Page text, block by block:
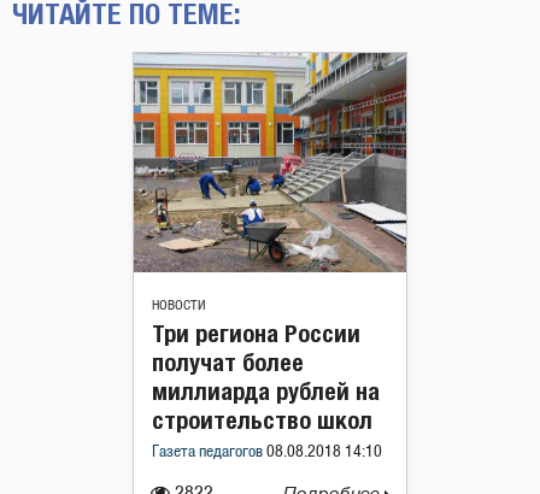
ЧИТАЙТЕ ПО ТЕМЕ:
НОВОСТИ
Три региона России
получат более
миллиарда рублей на
строительство школ
Газета педагогов 08.08.2018 14:10